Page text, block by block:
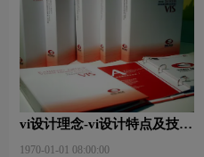
vi设计理念-vi设计特点及技巧
1970-01-01 08:00:00